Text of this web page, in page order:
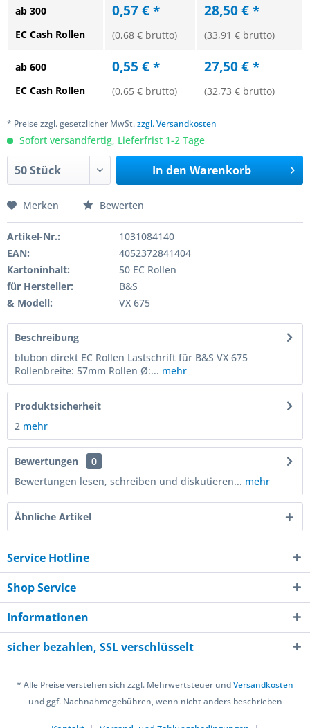
ab 300
EC Cash Rollen
0,57 € *
(0,68 € brutto)
28,50 € *
(33,91 € brutto)
ab 600
EC Cash Rollen
0,55 € *
(0,65 € brutto)
27,50 € *
(32,73 € brutto)
* Preise zzgl. gesetzlicher MwSt.zzgl. Versandkosten
Sofort versandfertig, Lieferfrist 1-2 Tage
In den Warenkorb
Merken Bewerten
Artikel-Nr.:
1031084140
EAN:
4052372841404
Kartoninhalt:
50 EC Rollen
für Hersteller:
B&S
& Modell:
VX 675
Beschreibung
blubon direkt EC Rollen Lastschrift für B&S VX 675
Rollenbreite: 57mm Rollen Ø:... mehr
Produktsicherheit
2 mehr
Bewertungen
0
Bewertungen lesen, schreiben und diskutieren... mehr
Ähnliche Artikel
Service Hotline
Shop Service
Informationen
sicher bezahlen, SSL verschlüsselt
* Alle Preise verstehen sich zzgl. Mehrwertsteuer undVersandkosten
und ggf. Nachnahmegebühren, wenn nicht anders beschrieben